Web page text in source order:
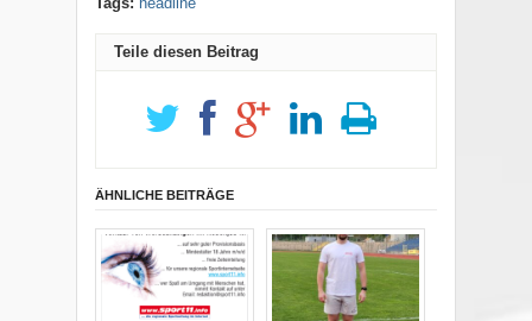
Teile diesen Beitrag
ÄHNLICHE BEITRÄGE